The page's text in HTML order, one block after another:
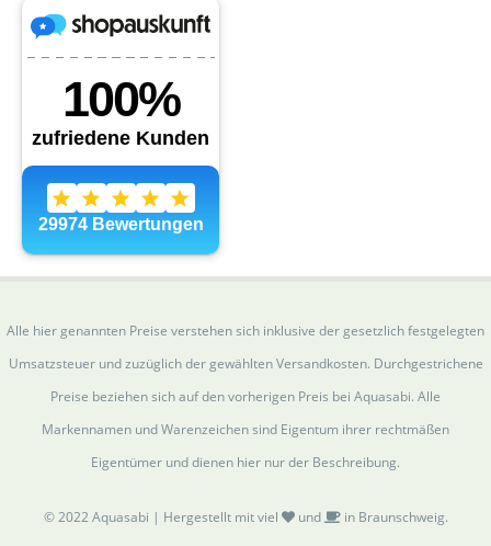
Alle hier genannten Preise verstehen sich inklusive der gesetzlich festgelegten
Umsatzsteuer und zuzüglich der gewählten Versandkosten. Durchgestrichene
Preise beziehen sich auf den vorherigen Preis bei Aquasabi. Alle
Markennamen und Warenzeichen sind Eigentum ihrer rechtmäßen
Eigentümer und dienen hier nur der Beschreibung.
© 2022 Aquasabi | Hergestellt mit viel und in Braunschweig.